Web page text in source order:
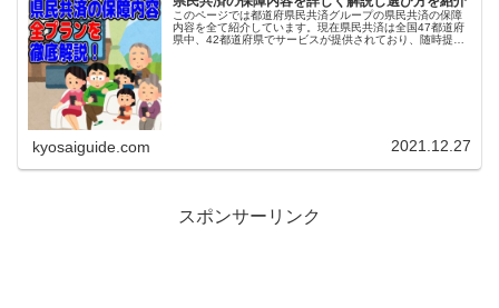
このページでは都道府県民共済グループの県民共済の保障
内容を全て紹介しています。現在県民共済は全国47都道府
県中、42都道府県でサービスが提供されており、随時提供
kyosaiguide.com 2021.12.27
スポンサーリンク